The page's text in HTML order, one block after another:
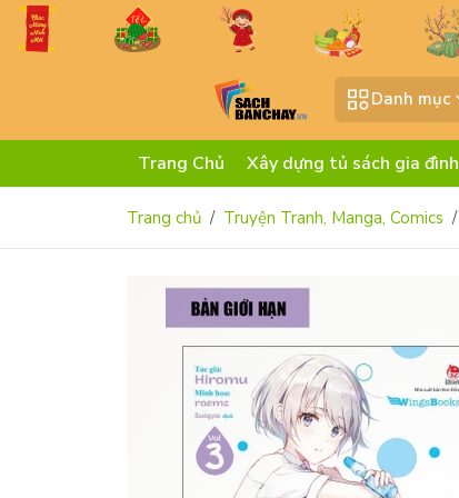
Danh mục
Trang Chủ Xây dựng tủ sách gia đình
Trang chủ Truyện Tranh, Manga, Comics